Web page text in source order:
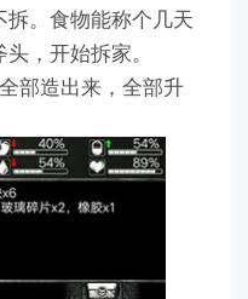
。食物能称个几天
，开始拆家。
部造出来，全部升